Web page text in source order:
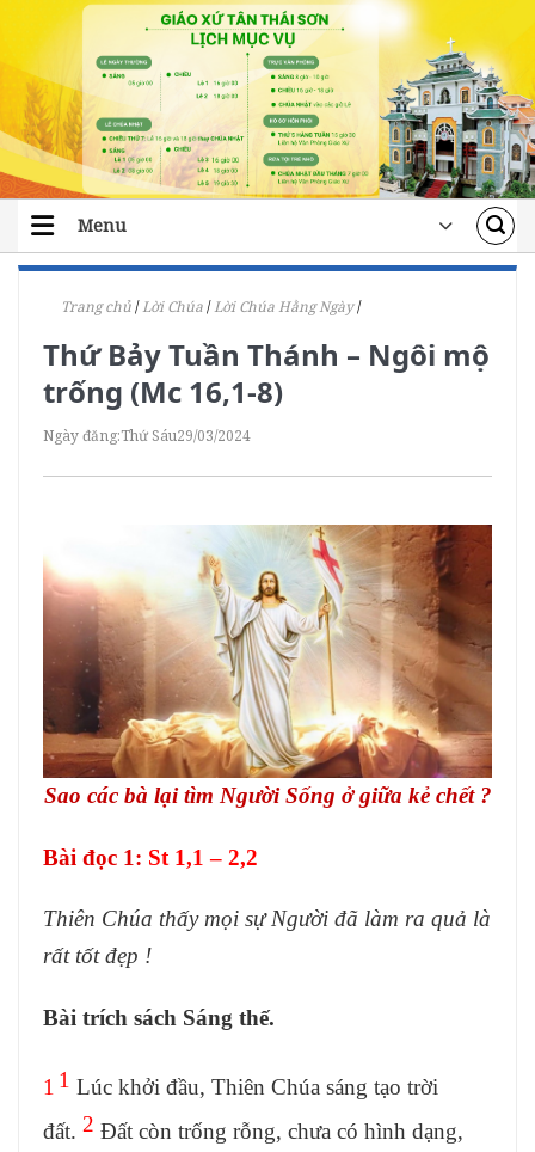
content
Menu
TRANG CHỦ
ĐOÀN THỂ
VĂN HOÁ NGHỆ THUẬT
TƯ LIỆU
GIỚI THIỆU
LIÊN HỆ
Trang chủ/Lời Chúa/Lời Chúa Hằng Ngày/
Thứ Bảy Tuần Thánh – Ngôi mộ
trống (Mc 16,1-8)
Ngày đăng:Thứ Sáu29/03/2024
Sao các bà lại tìm Người Sống ở giữa kẻ chết ?
Bài đọc 1: St 1,1 – 2,2
Thiên Chúa thấy mọi sự Người đã làm ra quả là
rất tốt đẹp !
Bài trích sách Sáng thế.
1 1 Lúc khởi đầu, Thiên Chúa sáng tạo trời
đất. 2 Đất còn trống rỗng, chưa có hình dạng,